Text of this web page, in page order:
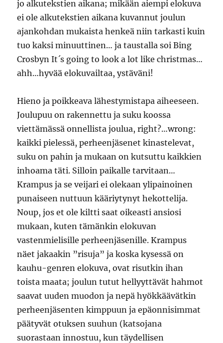
jo alkutekstien aikana; mikään aiempi elokuva
ei ole alkutekstien aikana kuvannut joulun
ajankohdan mukaista henkeä niin tarkasti kuin
tuo kaksi minuuttinen… ja taustalla soi Bing
Crosbyn It´s going to look a lot like christmas…
ahh…hyvää elokuvailtaa, ystäväni!
Hieno ja poikkeava lähestymistapa aiheeseen.
Joulupuu on rakennettu ja suku koossa
viettämässä onnellista joulua, right?…wrong:
kaikki pielessä, perheenjäsenet kinastelevat,
suku on pahin ja mukaan on kutsuttu kaikkien
inhoama täti. Silloin paikalle tarvitaan…
Krampus ja se veijari ei olekaan ylipainoinen
punaiseen nuttuun kääriytynyt hekottelija.
Noup, jos et ole kiltti saat oikeasti ansiosi
mukaan, kuten tämänkin elokuvan
vastenmielisille perheenjäsenille. Krampus
näet jakaakin ”risuja” ja koska kysessä on
kauhu-genren elokuva, ovat risutkin ihan
toista maata; joulun tutut hellyyttävät hahmot
saavat uuden muodon ja nepä hyökkäävätkin
perheenjäsenten kimppuun ja epäonnisimmat
päätyvät otuksen suuhun (katsojana
suorastaan innostuu, kun täydellisen